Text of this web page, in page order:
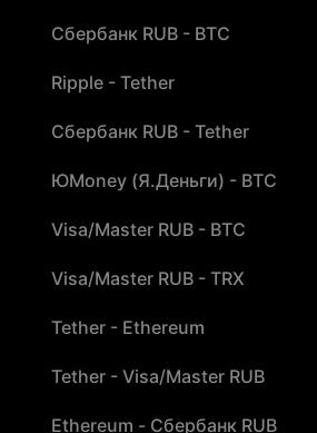
Сбербанк RUB - BTC
Ripple - Tether
Сбербанк RUB - Tether
ЮMoney (Я.Деньги) - BTC
Visa/Master RUB - BTC
Visa/Master RUB - TRX
Tether - Ethereum
Tether - Visa/Master RUB
Ethereum - Сбербанк RUB